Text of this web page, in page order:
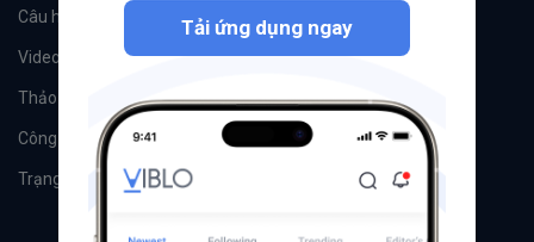
Câu hỏi
Videos Tác giả
Thảo luận Đề xuất hệ thống
Công cụ Machine Learning
Trạng thái hệ thống
Tải ứng dụng ngay